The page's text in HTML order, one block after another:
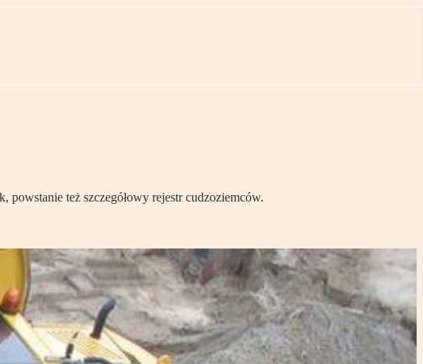
powstanie też szczegółowy rejestr cudzoziemców.